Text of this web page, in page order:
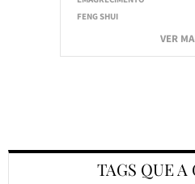
FENG SHUI
VER
TAGS QUE A